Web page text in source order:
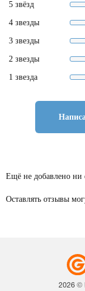
5 звёзд
4 звезды
3 звезды
2 звезды
1 звезда
Ещё не добавлено ни
Оставлять отзывы
2026 ©